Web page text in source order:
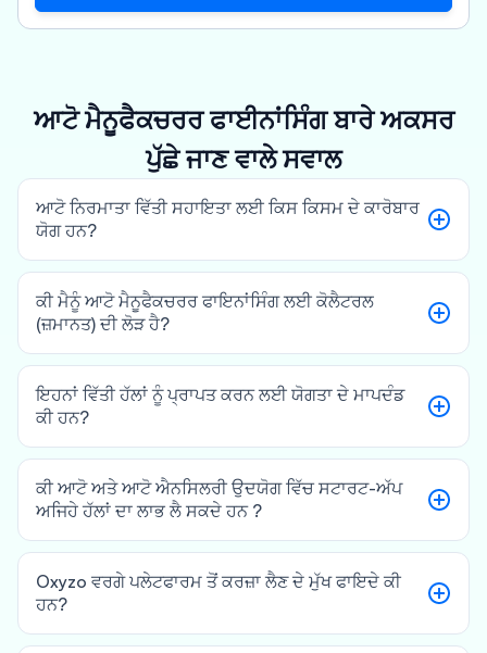
ਆਟੋ ਮੈਨੂਫੈਕਚਰਰ ਫਾਈਨਾਂਸਿੰਗ ਬਾਰੇ ਅਕਸਰ
ਪੁੱਛੇ ਜਾਣ ਵਾਲੇ ਸਵਾਲ
ਆਟੋ ਨਿਰਮਾਤਾ ਵਿੱਤੀ ਸਹਾਇਤਾ ਲਈ ਕਿਸ ਕਿਸਮ ਦੇ ਕਾਰੋਬਾਰ
ਯੋਗ ਹਨ?
ਕੀ ਮੈਨੂੰ ਆਟੋ ਮੈਨੂਫੈਕਚਰਰ ਫਾਇਨਾਂਸਿੰਗ ਲਈ ਕੋਲੈਟਰਲ
(ਜ਼ਮਾਨਤ) ਦੀ ਲੋੜ ਹੈ?
ਇਹਨਾਂ ਵਿੱਤੀ ਹੱਲਾਂ ਨੂੰ ਪ੍ਰਾਪਤ ਕਰਨ ਲਈ ਯੋਗਤਾ ਦੇ ਮਾਪਦੰਡ
ਕੀ ਹਨ?
ਕੀ ਆਟੋ ਅਤੇ ਆਟੋ ਐਨਸਿਲਰੀ ਉਦਯੋਗ ਵਿੱਚ ਸਟਾਰਟ-ਅੱਪ
ਅਜਿਹੇ ਹੱਲਾਂ ਦਾ ਲਾਭ ਲੈ ਸਕਦੇ ਹਨ ?
Oxyzo ਵਰਗੇ ਪਲੇਟਫਾਰਮ ਤੋਂ ਕਰਜ਼ਾ ਲੈਣ ਦੇ ਮੁੱਖ ਫਾਇਦੇ ਕੀ
ਹਨ?